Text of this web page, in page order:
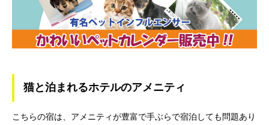
猫と泊まれるホテルのアメニティ
こちらの宿は、アメニティが豊富で手ぶらで宿泊しても問題あり